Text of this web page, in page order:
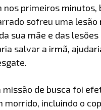
nos primeiros
sofreu uma
sua mãe e das
salvar a irmã,
de busca foi
morrido, incluindo o